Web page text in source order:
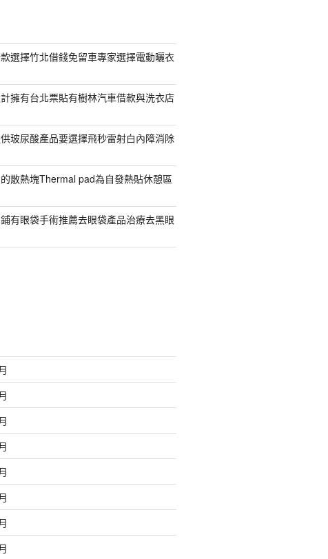
選擇竹北借錢免留車專家選擇電動曬衣
擁有台北票貼有樹林汽車借款與洗衣店
玻尿酸產品要選擇飛秒雷射白內障消除
散熱塊Thermal pad為自發熱貼休憩區
有眼袋手術推薦去眼袋產品治療去黑眼